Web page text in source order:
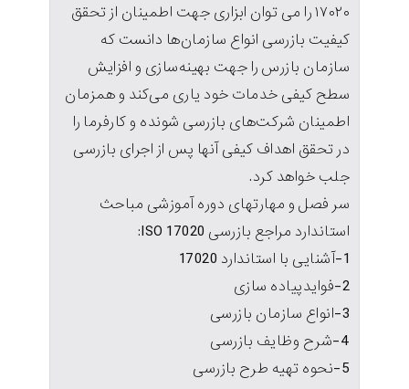
۱۷۰۲۰ را می توان ابزاری جهت اطمینان از تحقق
کیفیت بازرسی انواع سازمان‌ها دانست که
سازمان بازرس را جهت بهینه‌سازی و افزایش
سطح کیفی خدمات خود یاری می‌کند و همزمان
اطمینان شرکت‌های بازرسی شونده و کارفرما را
در تحقق اهداف کیفی آنها پس از اجرای بازرسی
جلب خواهد کرد.
سر فصل و مهارتهای دوره آموزشی مباحث
استاندارد مراجع بازرسی ISO 17020:
1-آشنایی با استاندارد 17020
2-فوایدپیاده سازی
3-انواع سازمان بازرسی
4-شرح وظایف بازرسی
5-نحوه تهیه طرح بازرسی